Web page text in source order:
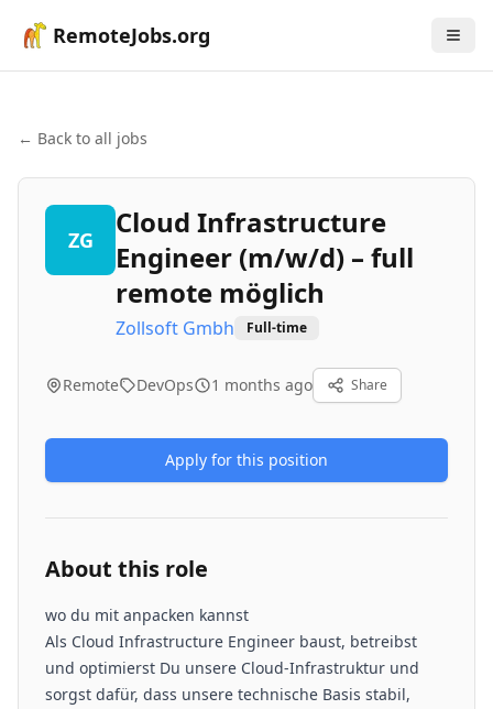
RemoteJobs.org
← Back to all jobs
ZG
Cloud Infrastructure
Engineer (m/w/d) – full
remote möglich
Zollsoft Gmbh Full-time
Remote DevOps 1 months ago Share
Apply for this position
About this role
wo du mit anpacken kannst
Als Cloud Infrastructure Engineer baust, betreibst
und optimierst Du unsere Cloud-Infrastruktur und
sorgst dafür, dass unsere technische Basis stabil,